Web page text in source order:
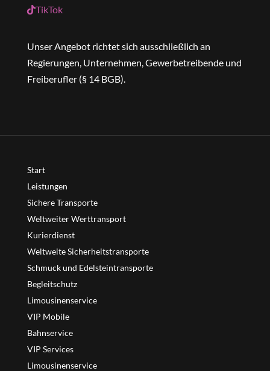
TikTok
Unser Angebot richtet sich ausschließlich an
Regierungen, Unternehmen, Gewerbetreibende und
Freiberufler (§ 14 BGB).
Start
Leistungen
Sichere Transporte
Weltweiter Werttransport
Kurierdienst
Weltweite Sicherheitstransporte
Schmuck und Edelsteintransporte
Begleitschutz
Limousinenservice
VIP Mobile
Bahnservice
VIP Services
Limousinenservice